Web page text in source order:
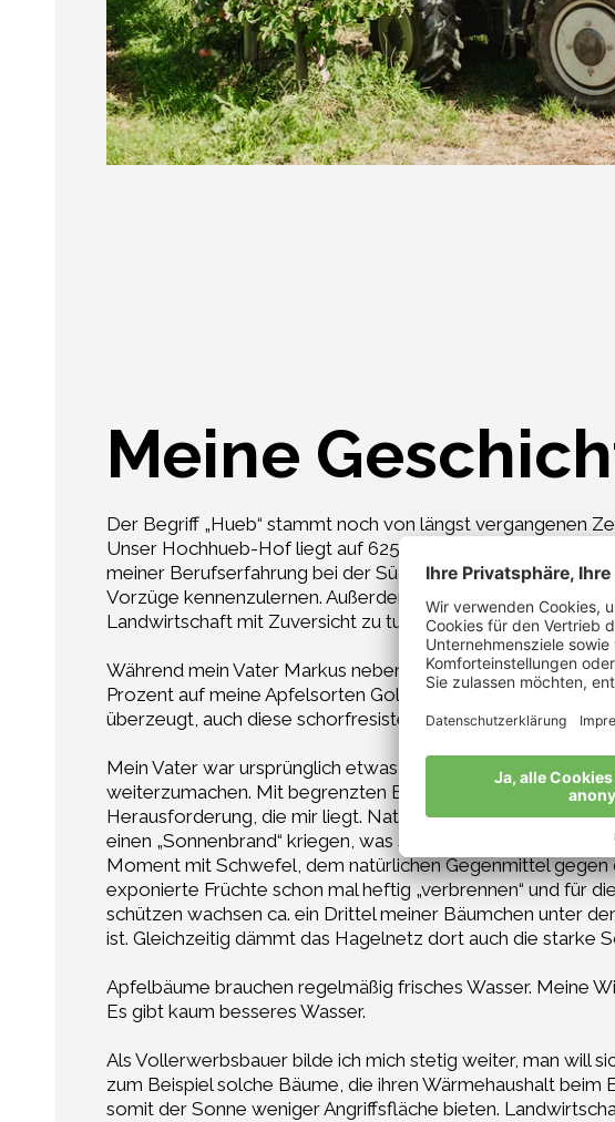
Meine
Der Begriff „Hueb“ stammt noch von längst vergangenen
Unser Hochhueb-Hof liegt auf 625 m Meereshöhe. Er wird
meiner Berufserfahrung bei der Südtiroler
Vorzüge kennenzulernen. Außerdem halfen etliche
Landwirtschaft mit Zuversicht zu tun.
Während mein Vater Markus neben den Äpfeln auch
Prozent auf meine Apfelsorten Golden Delicious, Royal
überzeugt, auch diese schorfresistente Sorte wird mir noch
Mein Vater war ursprünglich etwas zurückhaltend, was Bio
weiterzumachen. Mit begrenzten Eingriffsmöglichkeiten
Herausforderung, die mir liegt. Natürlich kann in den
einen „Sonnenbrand“ kriegen, was sich in Form von
Moment mit Schwefel, dem natürlichen Gegenmittel
exponierte Früchte schon mal heftig „verbrennen“ und für
schützen wachsen ca. ein Drittel meiner Bäumchen unter
ist. Gleichzeitig dämmt das Hagelnetz dort auch die starke
Apfelbäume brauchen regelmäßig frisches Wasser. Meine
Es gibt kaum besseres Wasser.
Als Vollerwerbsbauer bilde ich mich stetig weiter, man will
zum Beispiel solche Bäume, die ihren Wärmehaushalt
somit der Sonne weniger Angriffsfläche bieten.